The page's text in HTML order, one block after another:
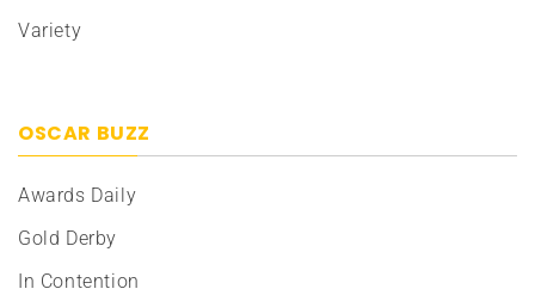
Variety
OSCAR BUZZ
Awards Daily
Gold Derby
In Contention